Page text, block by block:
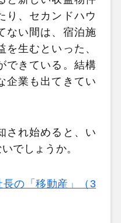
り、セカンドハウ
ない間は、宿泊施
生むといった、
できている。結構
企業も出てきてい
され始めると、い
でしょうか。
長の「移動産」（3